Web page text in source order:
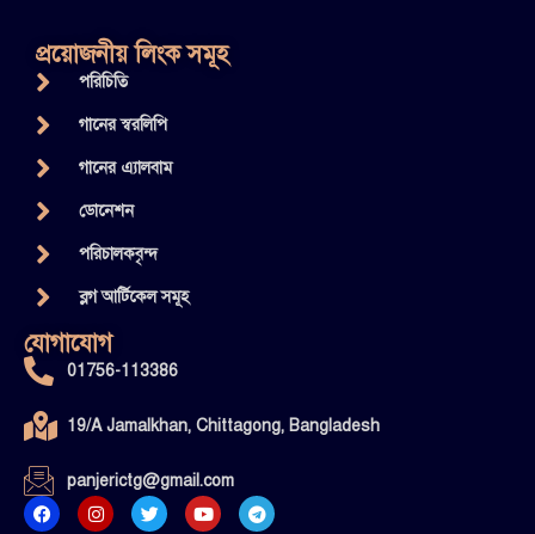
প্রয়োজনীয় লিংক সমূহ
পরিচিতি
গানের স্বরলিপি
গানের এ্যালবাম
ডোনেশন
পরিচালকবৃন্দ
ব্লগ আর্টিকেল সমূহ
যোগাযোগ
01756-113386
19/A Jamalkhan, Chittagong, Bangladesh
panjerictg@gmail.com